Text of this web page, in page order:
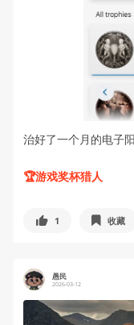
治好了一个月的电子
🏆游戏奖杯猎人
1 收藏
愚民
2026-03-12